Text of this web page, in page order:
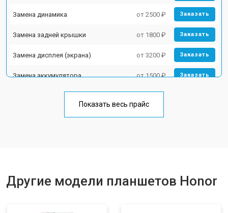
Замена динамика от 2500 ₽ Заказать
Замена задней крышки от 1800 ₽ Заказать
Замена дисплея (экрана) от 3200 ₽ Заказать
Замена аккумулятора от 1500 ₽ Заказать
Замена материнской платы от 3200 ₽
Показать весь прайс
Другие модели планшетов Honor